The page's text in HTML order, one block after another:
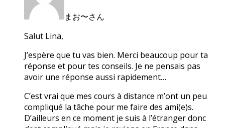
まお〜さん
Salut Lina,
J’espère que tu vas bien. Merci beaucoup pour ta
réponse et pour tes conseils. Je ne pensais pas
avoir une réponse aussi rapidement…
C’est vrai que mes cours à distance m’ont un peu
compliqué la tâche pour me faire des ami(e)s.
D’ailleurs en ce moment je suis à l’étranger donc